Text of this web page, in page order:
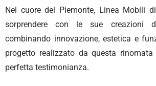
Nel cuore del Piemonte, Linea Mobili
sorprendere con le sue creazioni
combinando innovazione, estetica e
progetto realizzato da questa
perfetta testimonianza.